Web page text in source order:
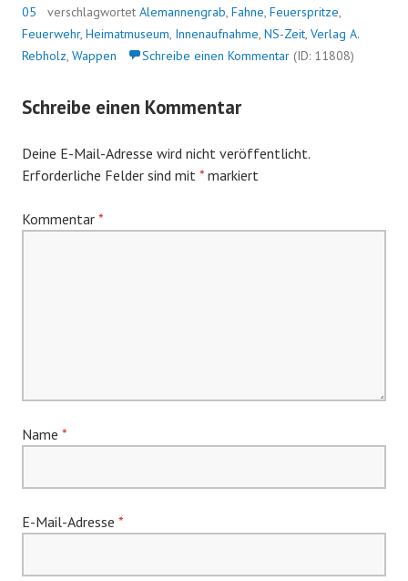
05
verschlagwortet Alemannengrab, Fahne, Feuerspritze,
Feuerwehr, Heimatmuseum, Innenaufnahme, NS-Zeit, Verlag A.
Rebholz, Wappen Schreibe einen Kommentar (ID: 11808)
Schreibe einen Kommentar
Deine E-Mail-Adresse wird nicht veröffentlicht.
Erforderliche Felder sind mit * markiert
Kommentar *
Name *
E-Mail-Adresse *